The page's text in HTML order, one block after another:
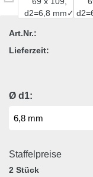
Art.Nr.:
Lieferzeit:
Ø d1:
Staffelpreise
2 Stück